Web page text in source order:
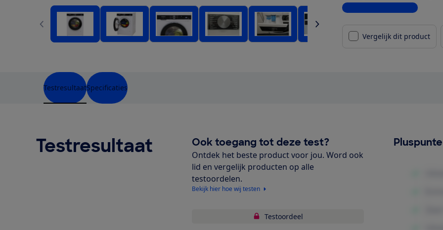
Bekijk alle specificaties
Vergelijk dit product
TestresultaatSpecificaties
Testresultaat Ook toegang tot deze test?
Ontdek het beste product voor jou. Word ook
lid en vergelijk producten op alle
testoordelen.
Bekijk hier hoe wij testen
Testoordeel